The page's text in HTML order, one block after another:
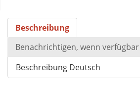
Beschreibung
Benachrichtigen, wenn verfügbar
Beschreibung Deutsch